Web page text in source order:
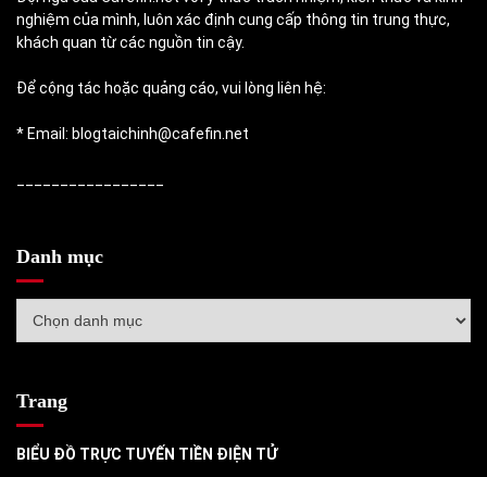
nghiệm của mình, luôn xác định cung cấp thông tin trung thực,
khách quan từ các nguồn tin cậy.
Để cộng tác hoặc quảng cáo, vui lòng liên hệ:
* Email: blogtaichinh@cafefin.net
Danh mục
mục
Trang
BIỂU ĐỒ TRỰC TUYẾN TIỀN ĐIỆN TỬ